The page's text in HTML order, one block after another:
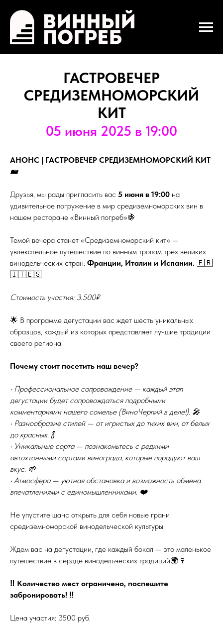
ГАСТРОВЕЧЕР
СРЕДИЗЕМНОМОРСКИЙ
КИТ
05 июня 2025 в 19:00
АНОНС | ГАСТРОВЕЧЕР СРЕДИЗЕМНОМОРСКИЙ КИТ
🐋
Друзья, мы рады пригласить вас 5 июня в 19:00 на
удивительное погружение в мир средиземноморских вин в
нашем ресторане «Винный погреб»🍇
Темой вечера станет «Средиземноморский кит» —
увлекательное путешествие по винным тропам трех великих
винодельческих стран: Франции, Италии и Испании. 🇫🇷
🇮🇹🇪🇸
Стоимость участия: 3.500₽
🌟 В программе дегустации вас ждет шесть уникальных
образцов, каждый из которых представляет лучшие традиции
своего региона.
Почему стоит посетить наш вечер?
• Профессиональное сопровождение — каждый этап
дегустации будет сопровождаться подробными
комментариями нашего сомелье (ВиноЧерпий в деле!). 🎤
• Разнообразие стилей — от игристых до тихих вин, от белых
до красных. 🍾
• Уникальные сорта — познакомьтесь с редкими
автохтонными сортами винограда, которые порадуют ваш
вкус. 🌱
• Атмосфера — уютная обстановка и возможность обмена
впечатлениями с единомышленниками. ❤️
Не упустите шанс открыть для себя новые грани
средиземноморской винодельческой культуры!
Ждем вас на дегустации, где каждый бокал — это маленькое
путешествие в сердце винодельческих традиций🌍🍷
‼️ Количество мест ограничено, поспешите
забронировать! ‼️
Цена участия: 3500 руб.